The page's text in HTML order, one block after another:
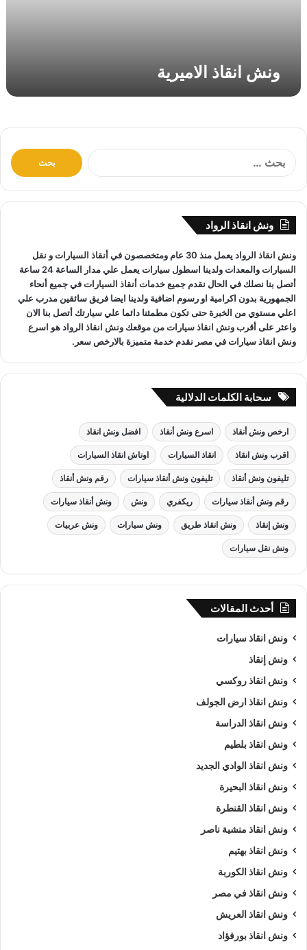
ر
ونش انقاذ الاميرية
:
ونش انقاذ الرواد
ونش انقاذ الرواد يعمل منذ 30 عام ومتخصصون في أنقاذ السياراتو نقل
السيارات
والمعدات ولدينا اسطول سيارات يعمل علي مدار الساعة 24 ساعة
أتصل بنا نصلك في الحال نقدم جميع خدماتأنقاذ السياراتفي جميع أنحاء
الجمهورية بدون اكرامية او رسوم اضافية ولدينا ايضا فريق سائقين مدرب علي
اعلي مستوي من الخبرة حتى تكون مطمئنا دائما علي سيارتك أتصل بنا الان
واعثر علىأقرب ونش انقاذ سياراتمن موقعك ونش انقاذ الرواد هو اسرع
ونش انقاذ سياراتفي مصر نقدم خدمة متميزة بالارخص سعر.
سحابة الكلمات الدلالية
ارخص ونش أنقاذ اسرع ونش أنقاذ افضل ونش انقاذ
اقرب ونش انقاذ انقاذ السيارات اوناش انقاذ السيارات
تليفون ونش أنقاذ تليفون ونش أنقاذ سيارات رقم ونش أنقاذ
رقم ونش أنقاذ سيارات ريكفري ونش ونش أنقاذ سيارات
ونش إنقاذ ونش انقاذ طريق ونش سيارات ونش عربيات
ونش نقل سيارات
أحدث المقالات
ونش انقاذ سيارات
ونش إنقاذ
ونش انقاذ روكسي
ونش انقاذ ارض الجولف
ونش انقاذ الدراسة
ونش انقاذ بلطيم
ونش انقاذ الوادي الجديد
ونش انقاذ البحيرة
ونش انقاذ القنطرة
ونش انقاذ منشية ناصر
ونش انقاذ بهتيم
ونش انقاذ الكوربة
ونش انقاذ في مصر
ونش انقاذ العريش
ونش انقاذ بورفؤاد